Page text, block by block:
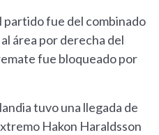
partido fue del combinado
área por derecha del
fue bloqueado por
tuvo una llegada de
Hakon Haraldsson